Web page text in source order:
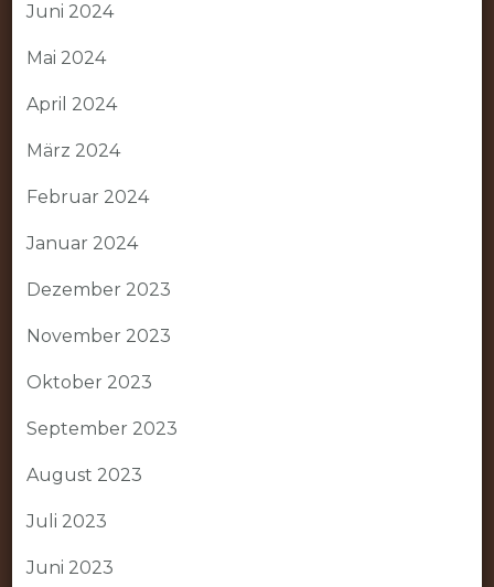
Juni 2024
Mai 2024
April 2024
März 2024
Februar 2024
Januar 2024
Dezember 2023
November 2023
Oktober 2023
September 2023
August 2023
Juli 2023
Juni 2023